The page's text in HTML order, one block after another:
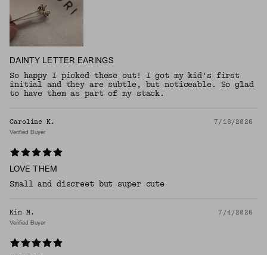
DAINTY LETTER EARINGS
So happy I picked these out! I got my kid's first
initial and they are subtle, but noticeable. So glad
to have them as part of my stack.
Caroline K. 7/16/2026
Verified Buyer
LOVE THEM
Small and discreet but super cute
Kim M. 7/4/2026
Verified Buyer